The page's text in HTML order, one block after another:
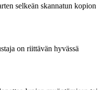
selkeän skannatun kopion
on riittävän hyvässä